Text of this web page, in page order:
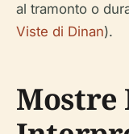
al tramonto o
Viste di Dinan).
Mostre